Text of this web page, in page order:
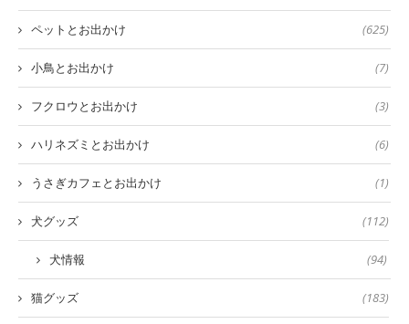
ペットとお出かけ (625)
小鳥とお出かけ (7)
フクロウとお出かけ (3)
ハリネズミとお出かけ (6)
うさぎカフェとお出かけ (1)
犬グッズ (112)
犬情報 (94)
猫グッズ (183)